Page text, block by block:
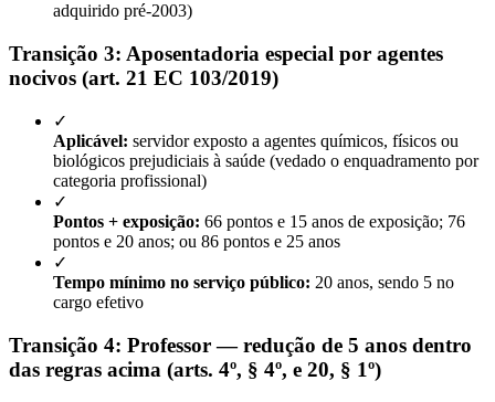
adquirido pré-2003)
Transição 3: Aposentadoria especial por agentes
nocivos (art. 21 EC 103/2019)
✓
Aplicável: servidor exposto a agentes químicos, físicos ou
biológicos prejudiciais à saúde (vedado o enquadramento por
categoria profissional)
✓
Pontos + exposição: 66 pontos e 15 anos de exposição; 76
pontos e 20 anos; ou 86 pontos e 25 anos
✓
Tempo mínimo no serviço público: 20 anos, sendo 5 no
cargo efetivo
Transição 4: Professor — redução de 5 anos dentro
das regras acima (arts. 4º, § 4º, e 20, § 1º)